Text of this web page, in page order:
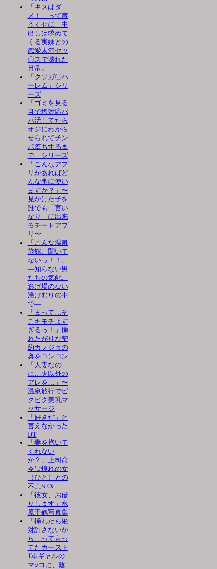
「キスはダ
メ！」って言
うくせに、中
出しは求めて
くる実妹との
恋愛未満セッ
〇スで壊れた
日常。
「クソガ〇ハ
ーレム」シリ
ーズ
「ゴミを見る
目で塩対応パ
パ活してたら
オジにわから
せられてチン
ポ堕ちするま
で」シリーズ
「こんなアプ
リがあればど
んな事に使い
ますか？」〜
見かけた子を
誰でも「言い
なり」に出来
るチートアプ
リ〜
「こんな温泉
旅館、聞いて
ないっ！！」
―知らない男
たちの気配、
逃げ場のない
湯けむりの中
で―
「まって…そ
こキモチよす
ぎるっ！」挿
れたがりな契
約カノジョの
奥をコンコン
「人妻なの
に…夫以外の
アレを…」〜
温泉旅行でビ
クビク美乳マ
ッサージ
「好きだ」と
言えなかった
DT
「妻を抱いて
くれない
か？」上司命
令は憧れの女
（ひと）との
不貞SEX
「彼女、お借
りします」水
原千鶴写真集
「挿れたら絶
対許さないか
ら」って言っ
てたカースト
1軍ギャルの
マ○コに、陰